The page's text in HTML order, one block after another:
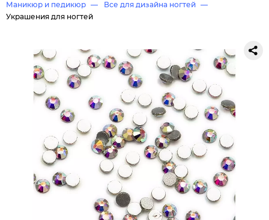
Маникюр и педикюр
Все для дизайна ногтей
Украшения для ногтей